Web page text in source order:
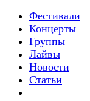
Фестивали
Концерты
Группы
Лайвы
Новости
Статьи